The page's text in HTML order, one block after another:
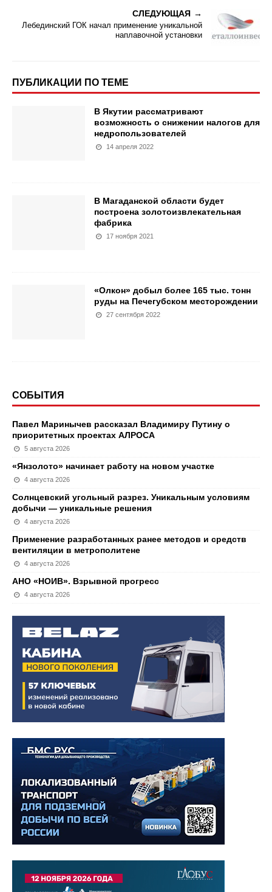
СЛЕДУЮЩАЯ
Лебединский ГОК начал применение уникальной
наплавочной установки
ПУБЛИКАЦИИ ПО ТЕМЕ
В Якутии рассматривают
возможность о снижении налогов для
недропользователей
14 апреля 2022
В Магаданской области будет
построена золотоизвлекательная
фабрика
17 ноября 2021
«Олкон» добыл более 165 тыс. тонн
руды на Печегубском месторождении
27 сентября 2022
СОБЫТИЯ
Павел Маринычев рассказал Владимиру Путину о
приоритетных проектах АЛРОСА
5 августа 2026
«Янзолото» начинает работу на новом участке
4 августа 2026
Солнцевский угольный разрез. Уникальным условиям
добычи — уникальные решения
4 августа 2026
Применение разработанных ранее методов и средств
вентиляции в метрополитене
4 августа 2026
АНО «НОИВ». Взрывной прогресс
4 августа 2026